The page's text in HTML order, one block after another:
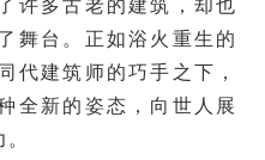
舞台。正如浴火重生的
代建筑师的巧手之下，
全新的姿态，向世人展